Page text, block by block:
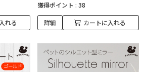
れる
獲得ポイント : 38
詳細 カートに入れる